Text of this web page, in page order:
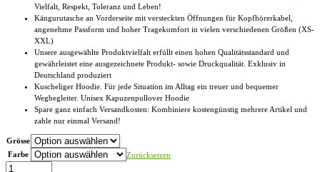
Vielfalt, Respekt, Toleranz und Leben!
Kängurutasche an Vorderseite mit versteckten Öffnungen für Kopfhörerkabel,
angenehme Passform und hoher Tragekomfort in vielen verschiedenen Größen (XS-
XXL)
Unsere ausgewählte Produktvielfalt erfüllt einen hohen Qualitätsstandard und
gewährleistet eine ausgezeichnete Produkt- sowie Druckqualität. Exklusiv in
Deutschland produziert
Kuscheliger Hoodie. Für jede Situation im Alltag ein treuer und bequemer
Wegbegleiter. Unisex Kapuzenpullover Hoodie
Spare ganz einfach Versandkosten: Kombiniere kostengünstig mehrere Artikel und
zahle nur einmal Versand!
Grösse
Farbe
Zurücksetzen
Regenbogen